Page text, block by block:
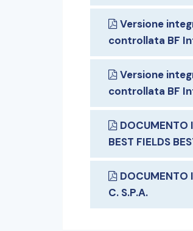
Versione
controllata BF
Versione
controllata BF
DOCUMENTO
BEST FIELDS
DOCUMENTO
C. S.P.A.